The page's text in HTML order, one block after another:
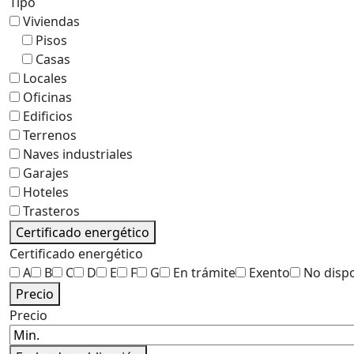
Viviendas
Pisos
Casas
Locales
Oficinas
Edificios
Terrenos
Naves industriales
Garajes
Hoteles
Trasteros
Certificado energético
Certificado energético
A
B C D E F G En trámite Exento
No
Precio
Precio